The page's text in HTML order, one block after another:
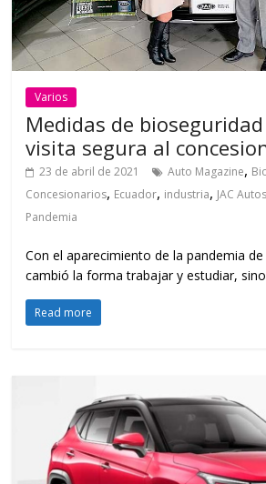
Varios
Medidas de
visita segura al
23 de abril de 2021 Auto Magazine,
Concesionarios, Ecuador, industria, JAC Autos
Pandemia
Con el aparecimiento de la pandemia
cambió la forma trabajar y estudiar,
Read more